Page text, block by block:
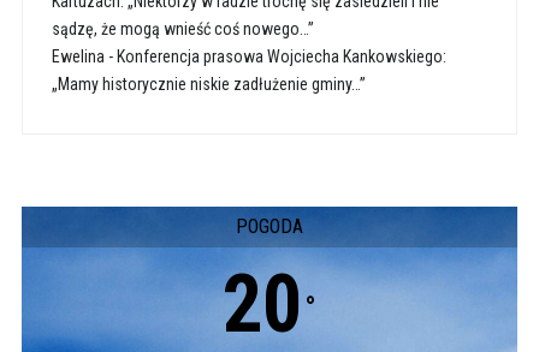
sądzę, że mogą wnieść coś nowego…”
Ewelina - Konferencja prasowa Wojciecha Kankowskiego:
„Mamy historycznie niskie zadłużenie gminy…”
POGODA
20 °